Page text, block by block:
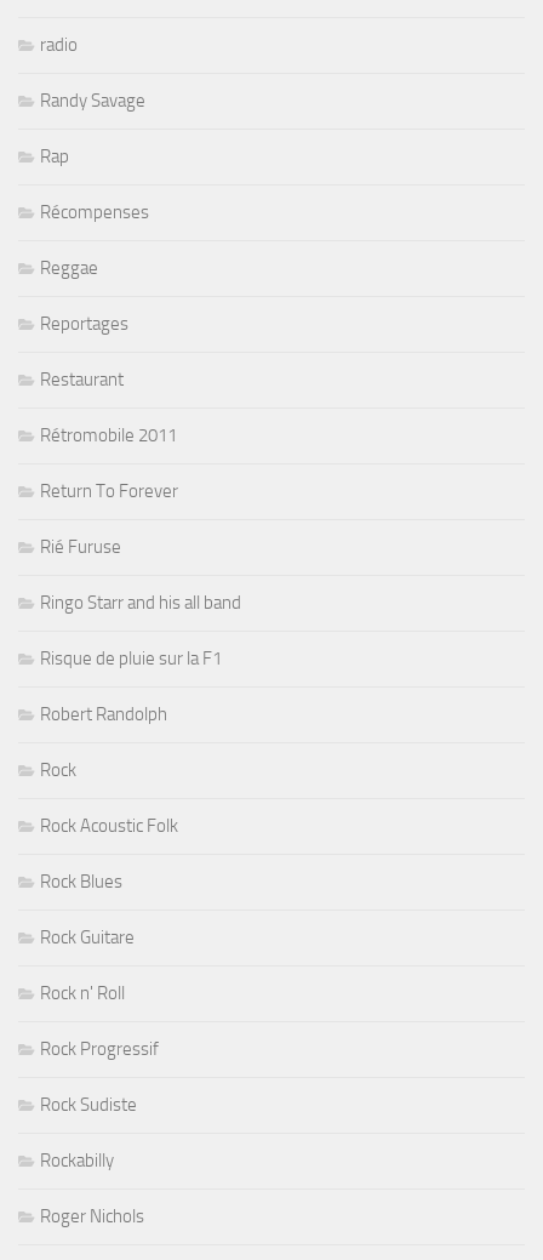
radio
Randy Savage
Rap
Récompenses
Reggae
Reportages
Restaurant
Rétromobile 2011
Return To Forever
Rié Furuse
Ringo Starr and his all band
Risque de pluie sur la F1
Robert Randolph
Rock
Rock Acoustic Folk
Rock Blues
Rock Guitare
Rock n' Roll
Rock Progressif
Rock Sudiste
Rockabilly
Roger Nichols